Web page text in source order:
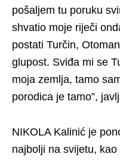
pošaljem tu poruku
shvatio moje riječi
postati Turčin,
glupost. Sviđa mi se
moja zemlja, tamo
porodica je tamo”,
NIKOLA Kalinić je
najbolji na svijetu,